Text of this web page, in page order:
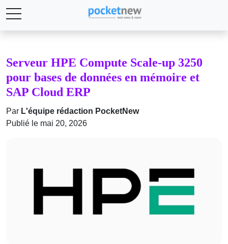
Serveur HPE Compute Scale-up 3250
pour bases de données en mémoire et
SAP Cloud ERP
Par L'équipe rédaction PocketNew
Publié le mai 20, 2026